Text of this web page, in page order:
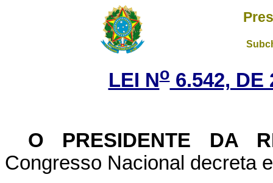
LEI No6.542, DE
O
PRESIDENTE DA
Congresso Nacional decreta